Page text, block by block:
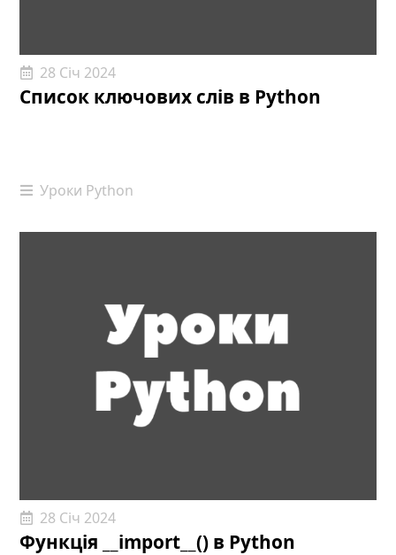
Список ключових слів в Python
28 Січ 2024
Уроки Python
Функція __import__() в Python
28 Січ 2024